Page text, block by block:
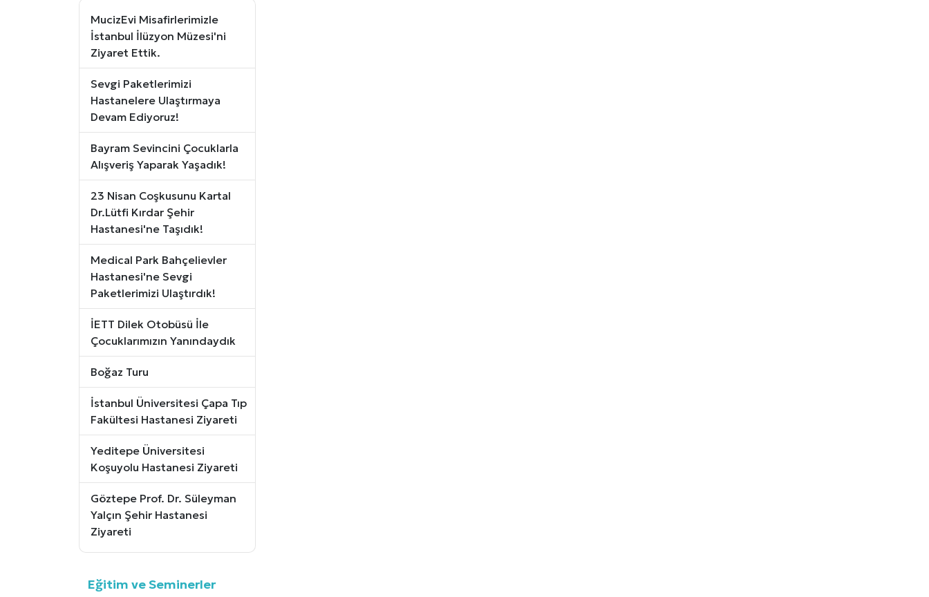
MucizEvi Misafirlerimizle
İstanbul İlüzyon Müzesi'ni
Ziyaret Ettik.
Sevgi Paketlerimizi
Hastanelere Ulaştırmaya
Devam Ediyoruz!
Bayram Sevincini Çocuklarla
Alışveriş Yaparak Yaşadık!
23 Nisan Coşkusunu Kartal
Dr.Lütfi Kırdar Şehir
Hastanesi'ne Taşıdık!
Medical Park Bahçelievler
Hastanesi'ne Sevgi
Paketlerimizi Ulaştırdık!
İETT Dilek Otobüsü İle
Çocuklarımızın Yanındaydık
Boğaz Turu
İstanbul Üniversitesi Çapa Tıp
Fakültesi Hastanesi Ziyareti
Yeditepe Üniversitesi
Koşuyolu Hastanesi Ziyareti
Göztepe Prof. Dr. Süleyman
Yalçın Şehir Hastanesi
Ziyareti
Eğitim ve Seminerler